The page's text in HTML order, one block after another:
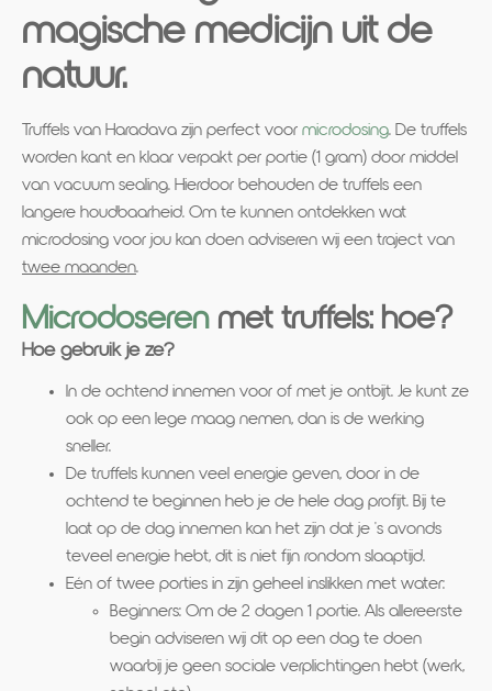
magische medicijn uit de
natuur.
Truffels van Haradava zijn perfect voor microdosing. De truffels
worden kant en klaar verpakt per portie (1 gram) door middel
van vacuum sealing. Hierdoor behouden de truffels een
langere houdbaarheid. Om te kunnen ontdekken wat
microdosing voor jou kan doen adviseren wij een traject van
twee maanden.
Microdoserenmet truffels: hoe?
Hoe gebruik je ze?
In de ochtend innemen voor of met je ontbijt. Je kunt ze
ook op een lege maag nemen, dan is de werking
sneller.
De truffels kunnen veel energie geven, door in de
ochtend te beginnen heb je de hele dag profijt. Bij te
laat op de dag innemen kan het zijn dat je 's avonds
teveel energie hebt, dit is niet fijn rondom slaaptijd.
Eén of twee porties in zijn geheel inslikken met water:
Beginners: Om de 2 dagen 1 portie. Als allereerste
begin adviseren wij dit op een dag te doen
waarbij je geen sociale verplichtingen hebt (werk,